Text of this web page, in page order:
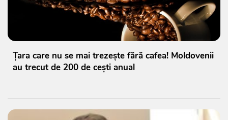
Țara care nu se mai trezește fără cafea! Moldovenii
au trecut de 200 de cești anual